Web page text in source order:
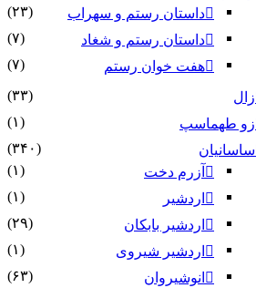
داستان رستم و سهراب
(۲۳)
داستان رستم و شغاد
(۷)
هفت خوان رستم‏
(۷)
زال
(۳۳)
زو طهماسپ‏
(۱)
ساسانیان
(۳۴۰)
آزرم دخت
(۱)
اردشیر
(۱)
اردشیر بابکان
(۲۹)
اردشیر شیروی
(۱)
انوشیروان
(۶۳)